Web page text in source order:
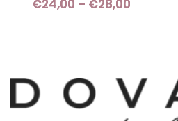
€24,00 – €28,00
Price